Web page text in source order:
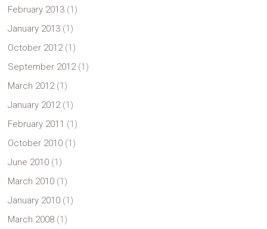
February 2013 (1)
January 2013 (1)
October 2012(1)
September 2012(1)
March 2012(1)
January 2012(1)
February 2011 (1)
October 2010 (1)
June 2010 (1)
March 2010 (1)
January 2010 (1)
March 2008 (1)